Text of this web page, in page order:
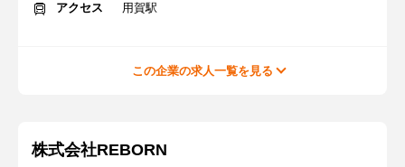
アクセス
用賀駅
この企業の求人一覧を見る
株式会社REBORN